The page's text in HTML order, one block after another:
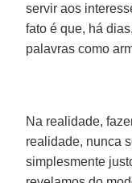
servir aos
fato é que, há
palavras como
Na realidade,
realidade, nunca
simplesmente